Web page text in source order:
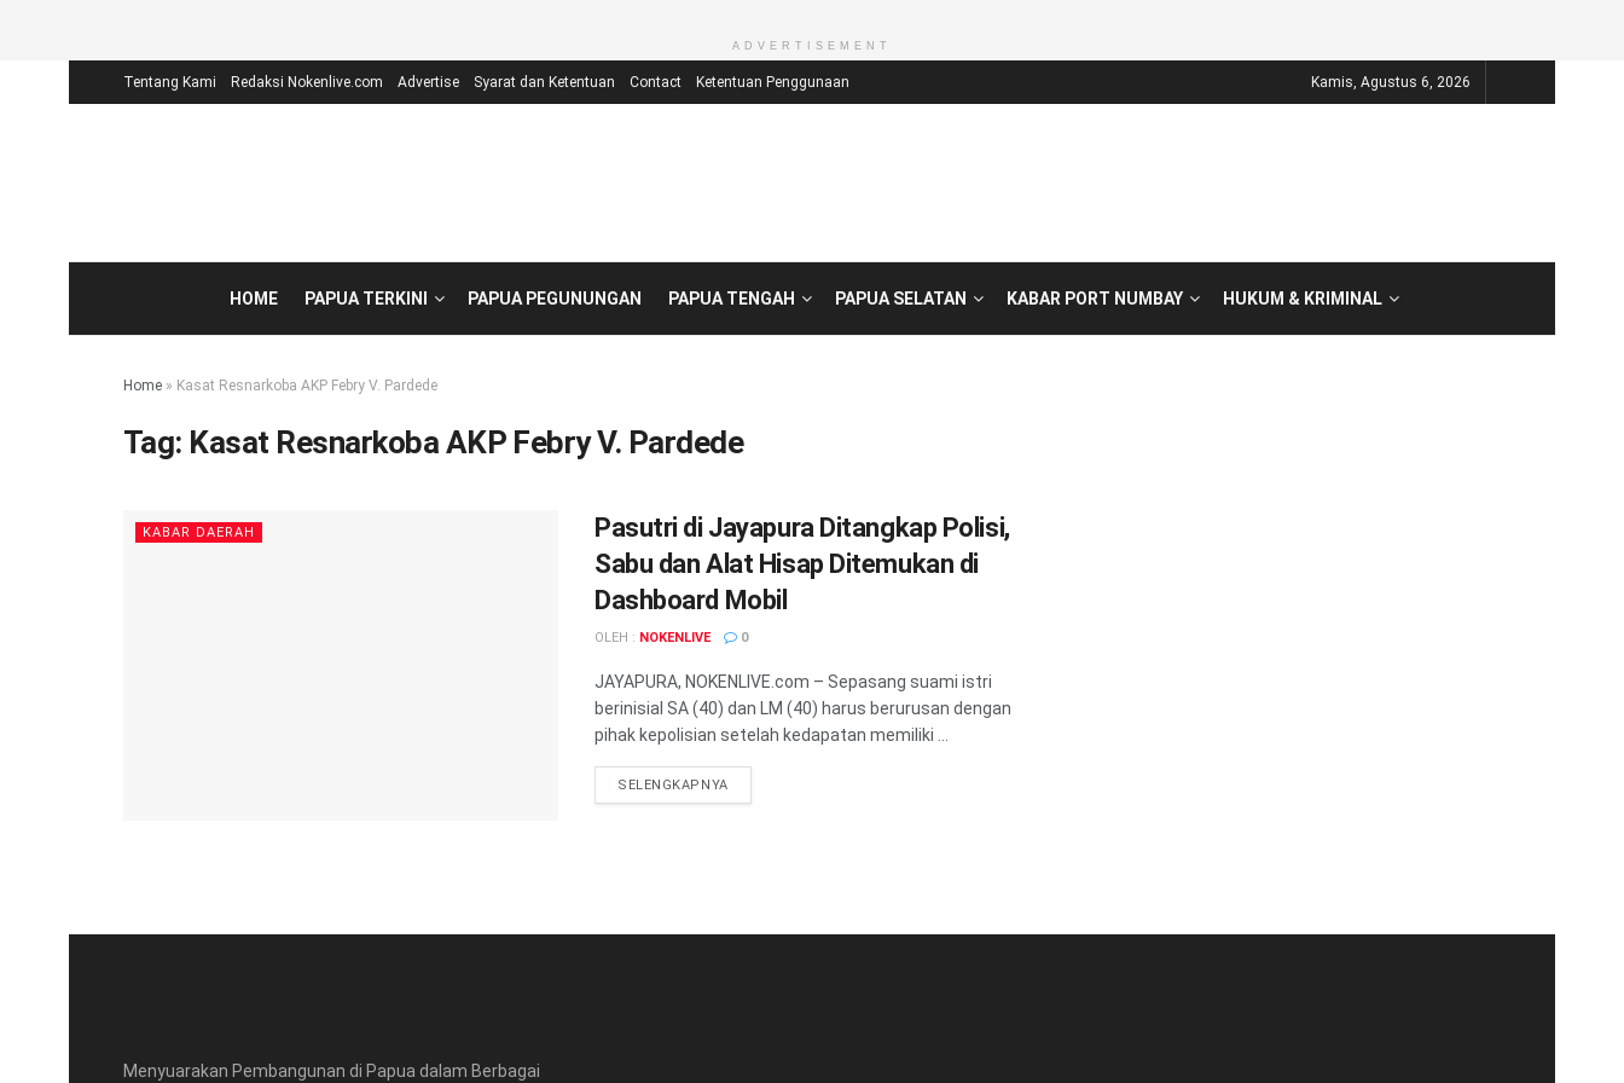
ADVERTISEMENT
Tentang Kami Redaksi Nokenlive.com Advertise Syarat dan Ketentuan Contact Ketentuan Penggunaan Kamis, Agustus 6, 2026
HOME PAPUA TERKINI PAPUA PEGUNUNGAN PAPUA TENGAH PAPUA SELATAN KABAR PORT NUMBAY HUKUM & KRIMINAL
Home » Kasat Resnarkoba AKP Febry V. Pardede
Tag: Kasat Resnarkoba AKP Febry V. Pardede
KABAR DAERAH
Pasutri di Jayapura Ditangkap Polisi,
Sabu dan Alat Hisap Ditemukan di
Dashboard Mobil
OLEH : NOKENLIVE 0
JAYAPURA, NOKENLIVE.com – Sepasang suami istri
berinisial SA (40) dan LM (40) harus berurusan dengan
pihak kepolisian setelah kedapatan memiliki ...
SELENGKAPNYADETAILS
Menyuarakan Pembangunan di Papua dalam Berbagai